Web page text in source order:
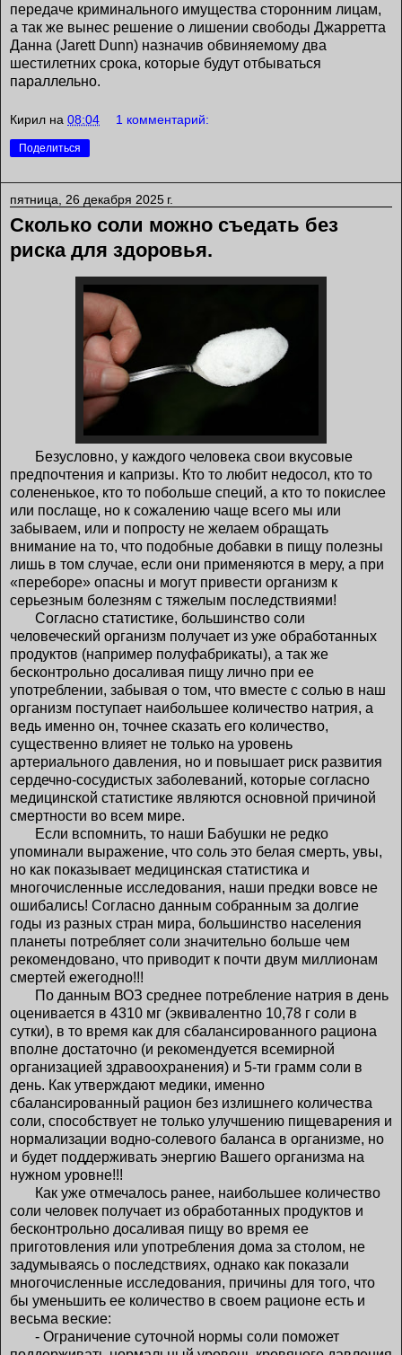
передаче криминального имущества сторонним лицам,
а так же вынес решение о лишении свободы Джарретта
Данна (Jarett Dunn) назначив обвиняемому два
шестилетних срока, которые будут отбываться
параллельно.
Кирил на 08:04 1 комментарий:
Поделиться
пятница, 26 декабря 2025 г.
Сколько соли можно съедать без
риска для здоровья.
Безусловно, у каждого человека свои вкусовые
предпочтения и капризы. Кто то любит недосол, кто то
солененькое, кто то побольше специй, а кто то покислее
или послаще, но к сожалению чаще всего мы или
забываем, или и попросту не желаем обращать
внимание на то, что подобные добавки в пищу полезны
лишь в том случае, если они применяются в меру, а при
«переборе» опасны и могут привести организм к
серьезным болезням с тяжелым последствиями!
Согласно статистике, большинство соли
человеческий организм получает из уже обработанных
продуктов (например полуфабрикаты), а так же
бесконтрольно досаливая пищу лично при ее
употреблении, забывая о том, что вместе с солью в наш
организм поступает наибольшее количество натрия, а
ведь именно он, точнее сказать его количество,
существенно влияет не только на уровень
артериального давления, но и повышает риск развития
сердечно-сосудистых заболеваний, которые согласно
медицинской статистике являются основной причиной
смертности во всем мире.
Если вспомнить, то наши Бабушки не редко
упоминали выражение, что соль это белая смерть, увы,
но как показывает медицинская статистика и
многочисленные исследования, наши предки вовсе не
ошибались! Согласно данным собранным за долгие
годы из разных стран мира, большинство населения
планеты потребляет соли значительно больше чем
рекомендовано, что приводит к почти двум миллионам
смертей ежегодно!!!
По данным ВОЗ среднее потребление натрия в день
оценивается в 4310 мг (эквивалентно 10,78 г соли в
сутки), в то время как для сбалансированного рациона
вполне достаточно (и рекомендуется всемирной
организацией здравоохранения) и 5-ти грамм соли в
день. Как утверждают медики, именно
сбалансированный рацион без излишнего количества
соли, способствует не только улучшению пищеварения и
нормализации водно-солевого баланса в организме, но
и будет поддерживать энергию Вашего организма на
нужном уровне!!!
Как уже отмечалось ранее, наибольшее количество
соли человек получает из обработанных продуктов и
бесконтрольно досаливая пищу во время ее
приготовления или употребления дома за столом, не
задумываясь о последствиях, однако как показали
многочисленные исследования, причины для того, что
бы уменьшить ее количество в своем рационе есть и
весьма веские:
- Ограничение суточной нормы соли поможет